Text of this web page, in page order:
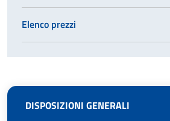
DISPOSIZIONI GENERALI
Elenco prezzi